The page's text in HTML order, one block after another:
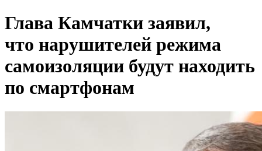
Глава Камчатки заявил,
что нарушителей режима
самоизоляции будут находить
по смартфонам